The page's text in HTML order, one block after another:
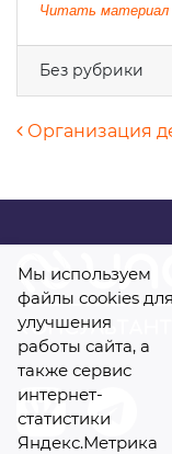
Читать материал
Без рубрики
Организация
Комментарий
Мы используем
файлы cookies для
улучшения
работы сайта, а
также сервис
интернет-
статистики
Яндекс.Метрика